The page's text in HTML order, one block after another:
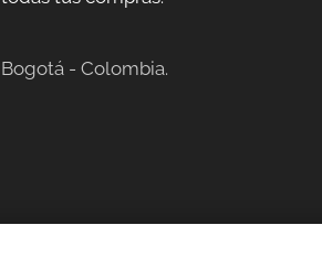
Bogotá - Colombia.